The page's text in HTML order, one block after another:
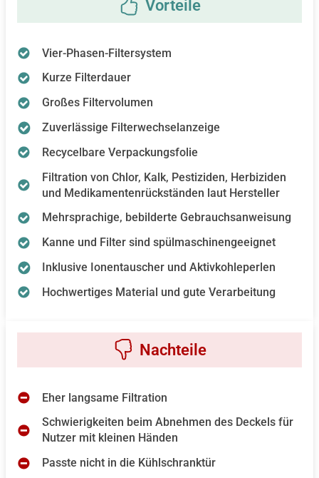
Vier-Phasen-Filtersystem
Kurze Filterdauer
Großes Filtervolumen
Zuverlässige Filterwechselanzeige
Recycelbare Verpackungsfolie
Filtration von Chlor, Kalk, Pestiziden, Herbiziden
und Medikamentenrückständen laut Hersteller
Mehrsprachige, bebilderte Gebrauchsanweisung
Kanne und Filter sind spülmaschinengeeignet
Inklusive Ionentauscher und Aktivkohleperlen
Hochwertiges Material und gute Verarbeitung
Eher langsame Filtration
Schwierigkeiten beim Abnehmen des Deckels für
Nutzer mit kleinen Händen
Passte nicht in die Kühlschranktür